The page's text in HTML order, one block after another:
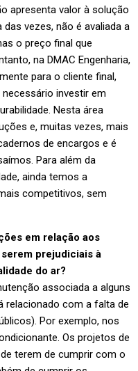
apresenta valor à solução
vezes, não é avaliada a
o preço final que
na DMAC Engenharia,
para o cliente final,
investir em
Nesta área
e, muitas vezes, mais
de encargos e é
Para além da
ainda temos a
competitivos, sem
em relação aos
prejudiciais à
do ar?
associada a alguns
relacionado com a falta de
Por exemplo, nos
Os projetos de
terem de cumprir com o